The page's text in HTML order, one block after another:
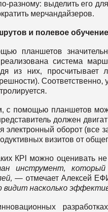
разному: выделить его
мерчандайзеров.
и полевое обучение
планшетов
система
из них, просчитывает
с помощью планшетов
должен
электронный оборот (все
визитов от
КPI можно оценивать не
инструмент,
— отмечает Алексей
видит насколько